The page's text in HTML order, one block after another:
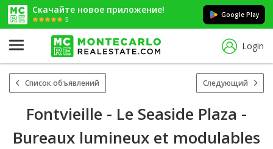
Скачайте новое приложение!
5
Google Play
Login
Список объявлений Следующий
Fontvieille - Le Seaside Plaza -
Bureaux lumineux et modulables